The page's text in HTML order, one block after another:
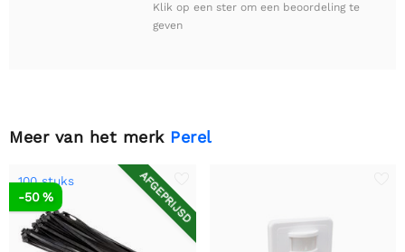
Klik op een ster om een beoordeling te
geven
Meer van het merk Perel
AFGEPRIJSD
100 stuks
-50 %